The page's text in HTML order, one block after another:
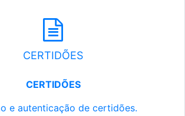
CERTIDÕES
CERTIDÕES
e autenticação de certidões.